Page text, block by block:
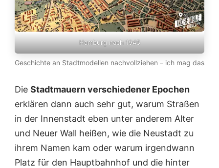
Hamburg nach 1945
Geschichte an Stadtmodellen nachvollziehen – ich mag das
Die Stadtmauern verschiedener Epochen
erklären dann auch sehr gut, warum Straßen
in der Innenstadt eben unter anderem Alter
und Neuer Wall heißen, wie die Neustadt zu
ihrem Namen kam oder warum irgendwann
Platz für den Hauptbahnhof und die hinter